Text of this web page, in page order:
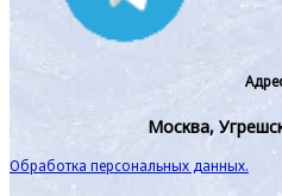
Москва,
Обработка персональных данных.